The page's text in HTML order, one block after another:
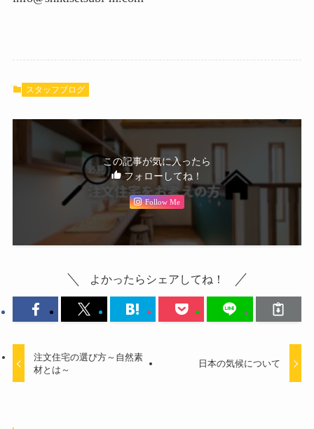
スタッフブログ
この記事が気に入ったら
フォローしてね！
Follow Me
よかったらシェアしてね！
注文住宅の選び方～自然素
材とは～
日本の気候について